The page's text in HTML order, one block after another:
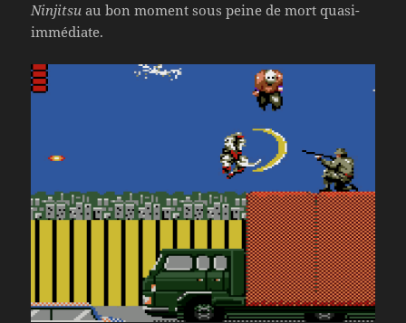
Ninjitsu au bon moment sous peine de mort quasi-
immédiate.